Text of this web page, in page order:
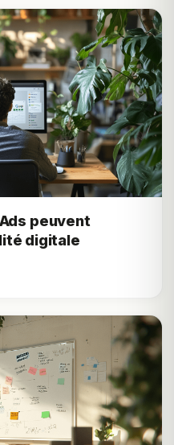
peuvent
digitale